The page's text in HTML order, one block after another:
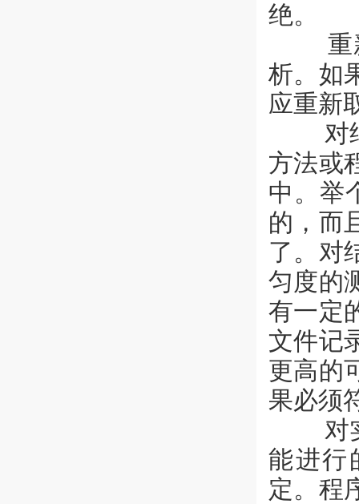
绝。
重新
析。如
应重新
对结
方法或
中。举
的，而
了。对
匀度的
有一定
文件记
更高的
果必须
对实
能进行
定。程